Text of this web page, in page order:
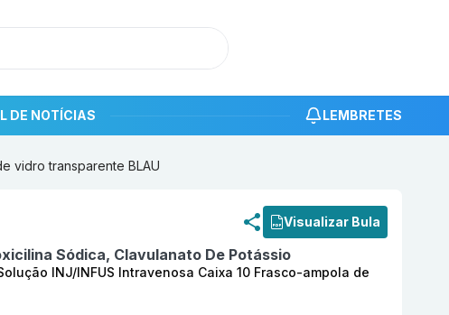
DE NOTÍCIAS LEMBRETES
vidro transparente BLAU
Visualizar Bula
Sódica, Clavulanato De Potássio
INJ/INFUS Intravenosa Caixa 10 Frasco-ampola de